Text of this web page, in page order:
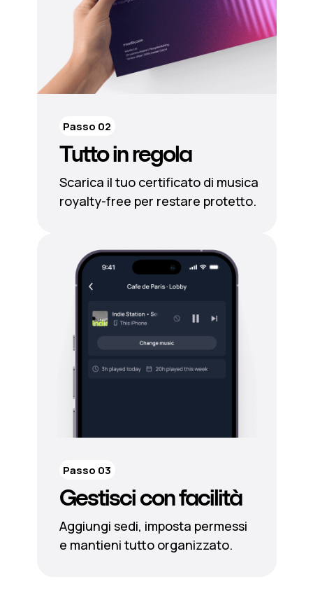
Tutto in regola
Scarica il tuo certificato di musica
royalty-free per restare protetto.
Passo 02
Gestisci con facilità
Aggiungi sedi, imposta permessi
e mantieni tutto organizzato.
Passo 03